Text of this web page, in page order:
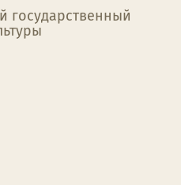
государственный